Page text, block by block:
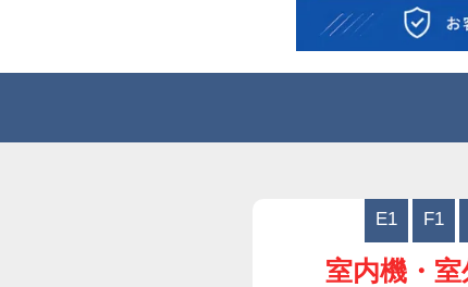
E1 F1
室内機・室